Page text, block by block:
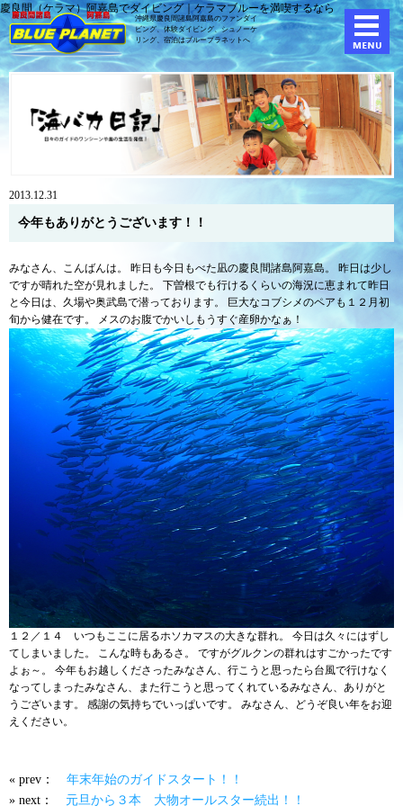
慶良間（ケラマ）阿嘉島でダイビング｜ケラマブルーを満喫するなら
沖縄県慶良間諸島阿嘉島のファンダイ
ビング、体験ダイビング、シュノーケ
リング、宿泊はブループラネットへ
2013.12.31
今年もありがとうございます！！
みなさん、こんばんは。 昨日も今日もべた凪の慶良間諸島阿嘉島。 昨日は少し
ですが晴れた空が見れました。 下曽根でも行けるくらいの海況に恵まれて昨日
と今日は、久場や奥武島で潜っております。 巨大なコブシメのペアも１２月初
旬から健在です。 メスのお腹でかいしもうすぐ産卵かなぁ！
１２／１４ いつもここに居るホソカマスの大きな群れ。 今日は久々にはずし
てしまいました。 こんな時もあるさ。 ですがグルクンの群れはすごかったです
よぉ～。 今年もお越しくださったみなさん、行こうと思ったら台風で行けなく
なってしまったみなさん、また行こうと思ってくれているみなさん、ありがと
うございます。 感謝の気持ちでいっぱいです。 みなさん、どうぞ良い年をお迎
えください。
« prev： 年末年始のガイドスタート！！
» next： 元旦から３本 大物オールスター続出！！